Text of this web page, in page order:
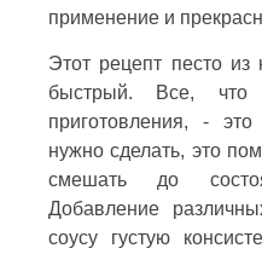
применение и
Этот рецепт песто из
быстрый. Все,
приготовления, -
нужно сделать, это
смешать до
Добавление
соусу густую